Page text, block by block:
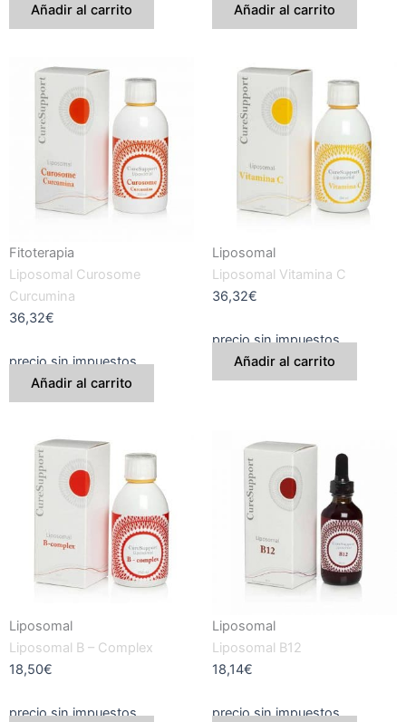
Añadir al carrito Añadir al carrito
Fitoterapia
Liposomal Curosome
Curcumina
36,32€
precio sin impuestos
Añadir al carrito
Liposomal
Liposomal Vitamina C
36,32€
precio sin impuestos
Añadir al carrito
Liposomal
Liposomal B – Complex
18,50€
precio sin impuestos
Liposomal
Liposomal B12
18,14€
precio sin impuestos